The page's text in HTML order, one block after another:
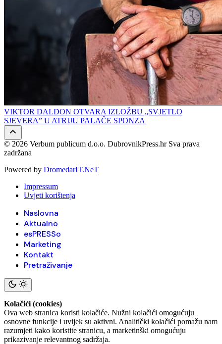
VIKTOR DALDON OTVARA IZLOŽBU „SVJETLO
SJEVERA” U ATRIJU PALAČE SPONZA
© 2026 Verbum publicum d.o.o. DubrovnikPress.hr Sva prava
zadržana
Powered by DromedarIT.NeT
Impressum
Uvjeti korištenja
Naslovna
Aktualno
esPRESSo
Marketing
Kontakt
Pretraživanje
Kolačići (cookies)
Ova web stranica koristi kolačiće. Nužni kolačići omogućuju
osnovne funkcije i uvijek su aktivni. Analitički kolačići pomažu nam
razumjeti kako koristite stranicu, a marketinški omogućuju
prikazivanje relevantnog sadržaja.